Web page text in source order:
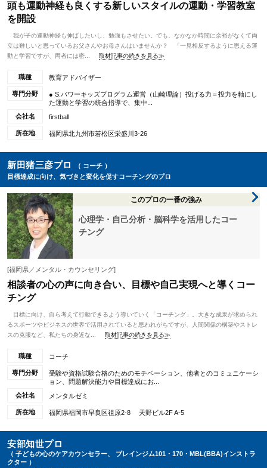
頭も運動神経も良くする新しいスタイルの運動・学習教室
を開設
我が子の運動神経も伸ばしたいし、勉強もさせたい。でも、なかなか時間に余裕がなくて両
立は難しいと思っているお父さんやお母さんはいませんか？ 「一見相反するように思える運
動と学習ですが、両者には密...
取材記事の続きを見る≫
職種 教育アドバイザー
専門分野
● S.パワーキッズプログラム運営（山崎理論）投げる力＝投力を軸にし
た運動と学習の統合指導で、集中...
会社名
firstball
所在地 福岡県北九州市若松区栄盛川3-26
新田猪三彦プロ
（ コーチ ）
目標達成に向け、気づきと変化を促すコーチングのプロ
このプロの一番の強み
心理学・自己分析・脳科学を活用したコー
チング
[福岡県／メンタル・カウンセリング]
相談者の心の声に向き合い、目標や自己実現へと導くコー
チング
目標に向け、自ら考えて行動できるよう導いていく「コーチング」。大きな成果が求められ
るスポーツやビジネスの世界で活用されていると思われがちですが、人間関係の構築やストレ
スの克服など、私たちの身近な...
取材記事の続きを見る≫
職種 コーチ
専門分野
受験や資格試験合格のためのモチベーション、他者とのコミュニケーシ
ョン、問題解決能力や目標達成にお...
会社名
メンタルゼミ
所在地 福岡県福岡市早良区祖原2-8 天野ビル2F A-5
安部知世プロ
（ 子どもの心のケアカウンセラー、 ブレインジム101・170・MBL(BBA)インストラ
クター ）